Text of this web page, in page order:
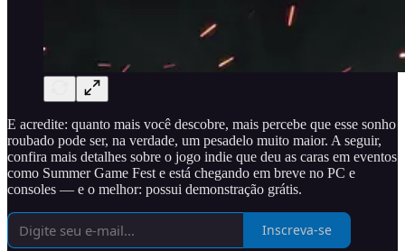
E acredite: quanto mais você descobre, mais percebe que esse sonho
roubado pode ser, na verdade, um pesadelo muito maior. A seguir,
confira mais detalhes sobre o jogo indie que deu as caras em eventos
como Summer Game Fest e está chegando em breve no PC e
consoles — e o melhor: possui demonstração grátis.
Inscreva-se